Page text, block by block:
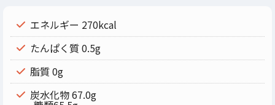
エネルギー 270kcal
たんぱく質 0.5g
脂質 0g
炭水化物 67.0g